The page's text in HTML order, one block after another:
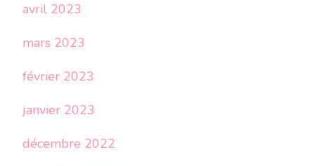
avril 2023
mars 2023
février 2023
janvier 2023
décembre 2022